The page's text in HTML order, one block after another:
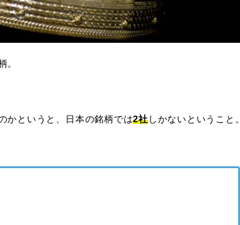
。
かというと、日本の銘柄では2社しかないということ。